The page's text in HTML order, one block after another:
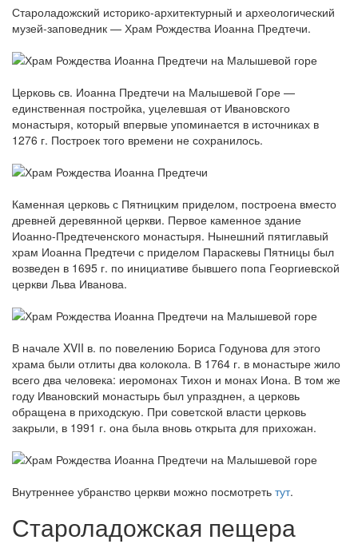
Староладожский историко-архитектурный и археологический
музей-заповедник — Храм Рождества Иоанна Предтечи.
Церковь св. Иоанна Предтечи на Малышевой Горе —
единственная постройка, уцелевшая от Ивановского
монастыря, который впервые упоминается в источниках в
1276 г. Построек того времени не сохранилось.
Каменная церковь с Пятницким приделом, построена вместо
древней деревянной церкви. Первое каменное здание
Иоанно-Предтеченского монастыря. Нынешний пятиглавый
храм Иоанна Предтечи с приделом Параскевы Пятницы был
возведен в 1695 г. по инициативе бывшего попа Георгиевской
церкви Льва Иванова.
В начале XVII в. по повелению Бориса Годунова для этого
храма были отлиты два колокола. В 1764 г. в монастыре жило
всего два человека: иеромонах Тихон и монах Иона. В том же
году Ивановский монастырь был упразднен, а церковь
обращена в приходскую. При советской власти церковь
закрыли, в 1991 г. она была вновь открыта для прихожан.
Внутреннее убранство церкви можно посмотреть тут.
Староладожская пещера